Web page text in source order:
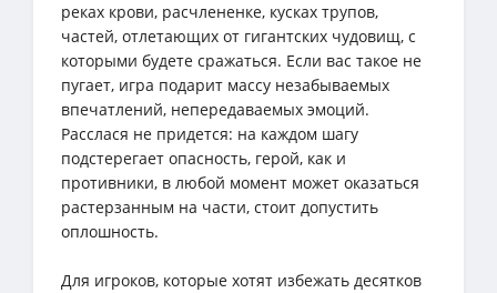
реках крови, расчлененке, кусках трупов,
частей, отлетающих от гигантских чудовищ, с
которыми будете сражаться. Если вас такое не
пугает, игра подарит массу незабываемых
впечатлений, непередаваемых эмоций.
Расслася не придется: на каждом шагу
подстерегает опасность, герой, как и
противники, в любой момент может оказаться
растерзанным на части, стоит допустить
оплошность.
Для игроков, которые хотят избежать десятков